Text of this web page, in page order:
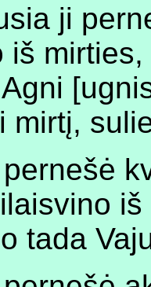
ji
iš
mirtį,
tada